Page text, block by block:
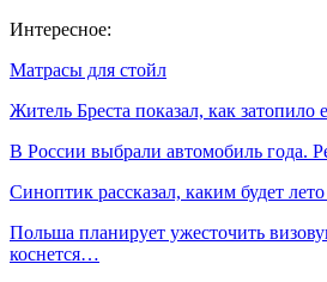
Интересное:
Матрасы для стойл
Житель Бреста показал, как затопило
В России выбрали автомобиль года.
Синоптик рассказал, каким будет
Польша планирует ужесточить
коснется…